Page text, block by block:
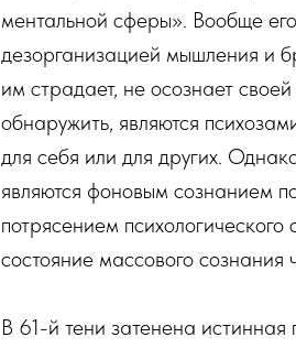
ментальной сферы». Вообще
дезорганизацией мышления и
им страдает, не осознает
обнаружить, являются
для себя или для других.
являются фоновым сознанием
потрясением
состояние массового сознания
В 61-й тени затенена